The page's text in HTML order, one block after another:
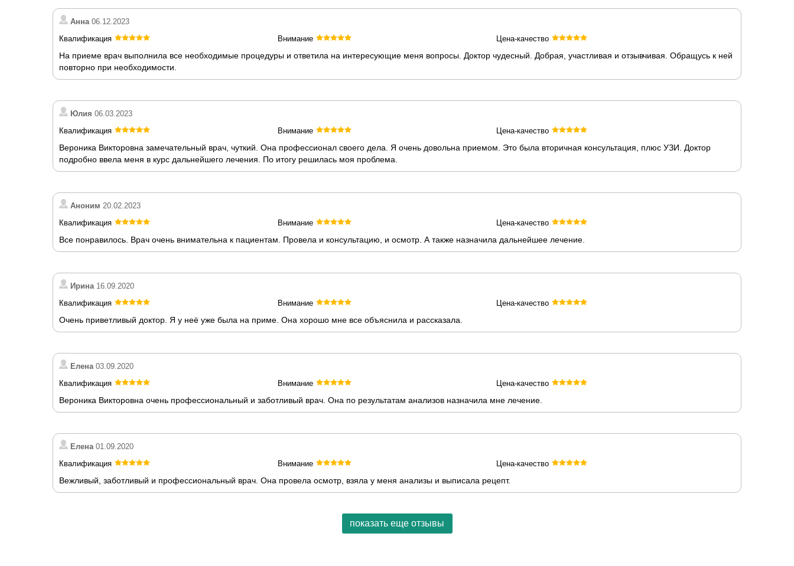
Анна06.12.2023
Квалификация
Внимание Цена-качество
На приеме врач выполнила все необходимые процедуры и ответила на интересующие меня вопросы. Доктор чудесный. Добрая, участливая и отзывчивая. Обращусь к ней
повторно при необходимости.
Юлия 06.03.2023
Квалификация
Внимание Цена-качество
Вероника Викторовна замечательный врач, чуткий. Она профессионал своего дела. Я очень довольна приемом. Это была вторичная консультация, плюс УЗИ. Доктор
подробно ввела меня в курс дальнейшего лечения. По итогу решилась моя проблема.
Аноним 20.02.2023
Квалификация
Внимание Цена-качество
Все понравилось. Врач очень внимательна к пациентам. Провела и консультацию, и осмотр. А также назначила дальнейшее лечение.
Ирина16.09.2020
Квалификация
Внимание Цена-качество
Очень приветливый доктор. Я у неё уже была на приме. Она хорошо мне все объяснила и рассказала.
Елена03.09.2020
Квалификация
Внимание Цена-качество
Вероника Викторовна очень профессиональный и заботливый врач. Она по результатам анализов назначила мне лечение.
Елена01.09.2020
Квалификация
Внимание Цена-качество
Вежливый, заботливый и профессиональный врач. Она провела осмотр, взяла у меня анализы и выписала рецепт.
показать еще отзывы